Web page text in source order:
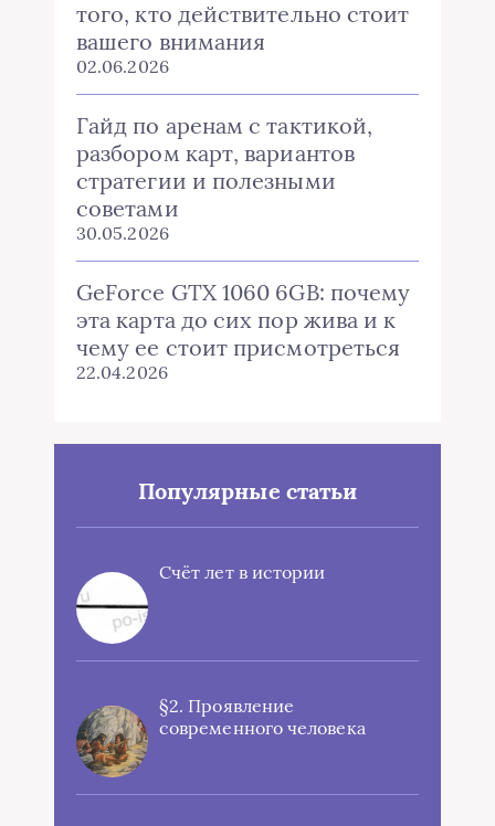
того, кто действительно стоит
вашего внимания
02.06.2026
Гайд по аренам с тактикой,
разбором карт, вариантов
стратегии и полезными
советами
30.05.2026
GeForce GTX 1060 6GB: почему
эта карта до сих пор жива и к
чему ее стоит присмотреться
22.04.2026
Популярные статьи
Счёт лет в истории
§2. Проявление
современного человека